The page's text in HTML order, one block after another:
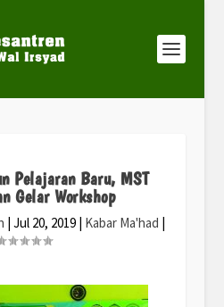
Pelajaran Baru, MST
Gelar Workshop
|Jul 20, 2019 | Kabar Ma'had |